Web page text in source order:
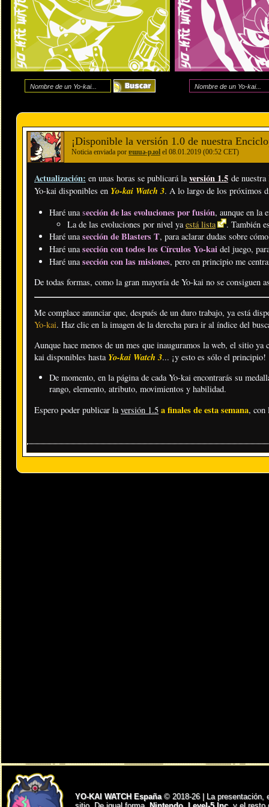
¡Disponible la versión 1.0 de nuestra
Noticia enviada por ɐɯuǝ-pɹol el 08.01.2019 (00:52 CET)
Actualización: en unas horas se publicará laversión 1.5 de nuestra
Yo-kai disponibles en Yo-kai Watch 3. A lo largo de los próximos
Haré una sección de las evoluciones por fusión, aunque en la
La de las evoluciones por nivel ya está lista
. También
Haré una sección de Blasters T, para aclarar dudas sobre
Haré una sección con todos los Círculos Yo-kai del juego,
Haré una sección con las misiones, pero en principio me
De todas formas, como la gran mayoría de Yo-kai no se consiguen
Me complace anunciar que, después de un duro trabajo, ya está
Yo-kai. Haz clic en la imagen de la derecha para ir al índice del
Aunque hace menos de un mes que inauguramos la web, el sitio
kai disponibles hasta Yo-kai Watch 3... ¡y esto es sólo el principio!
De momento, en la página de cada Yo-kai encontrarás su
rango, elemento, atributo, movimientos y habilidad.
Espero poder publicar la versión 1.5 a finales de esta semana, con
YO-KAI WATCH España © 2018-26 | La presentación,